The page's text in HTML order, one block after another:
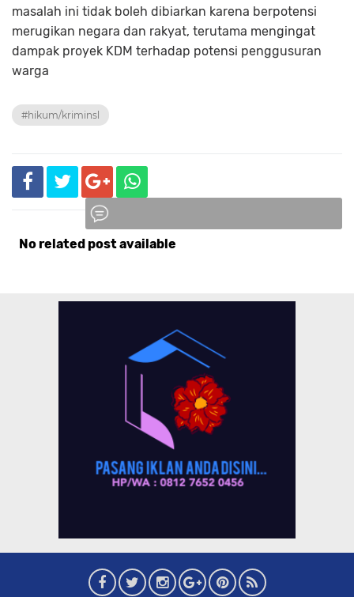
masalah ini tidak boleh dibiarkan karena berpotensi
merugikan negara dan rakyat, terutama mengingat
dampak proyek KDM terhadap potensi penggusuran
warga
#hikum/kriminsl
No related post available